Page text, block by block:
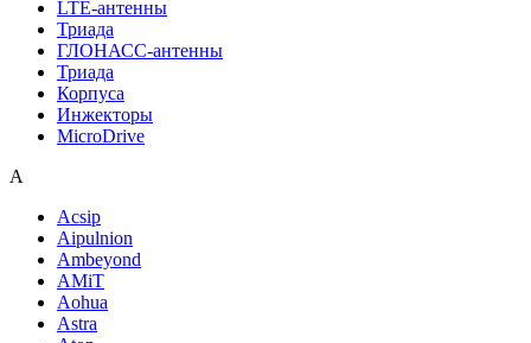
LTE-антенны
Триада
ГЛОНАСС-антенны
Триада
Корпуса
Инжекторы
MicroDrive
A
Acsip
Aipulnion
Ambeyond
AMiT
Aohua
Astra